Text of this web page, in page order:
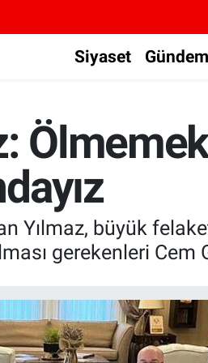
Siyaset Gündem
Yılmaz, büyük
gerekenleri Cem